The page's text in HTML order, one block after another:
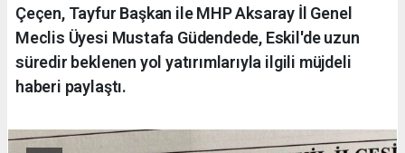
Çeçen, Tayfur Başkan ile MHP Aksaray İl Genel
Meclis Üyesi Mustafa Güdendede, Eskil'de uzun
süredir beklenen yol yatırımlarıyla ilgili müjdeli
haberi paylaştı.